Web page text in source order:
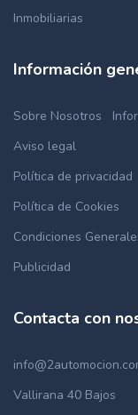
Inmobiliarias
Información
Sobre Nosotros
Aviso legal
Política de privacidad
Política de Cookies
Condiciones
Publicidad
Contacta con
Vallirana 40 Bajos